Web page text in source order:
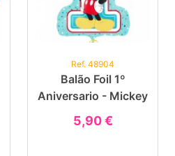
Ref. 48904
Balão Foil 1º
Aniversario - Mickey
5,90 €